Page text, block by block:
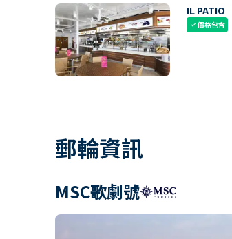
IL PATIO
check價格包含
郵輪資訊
MSC歌劇號